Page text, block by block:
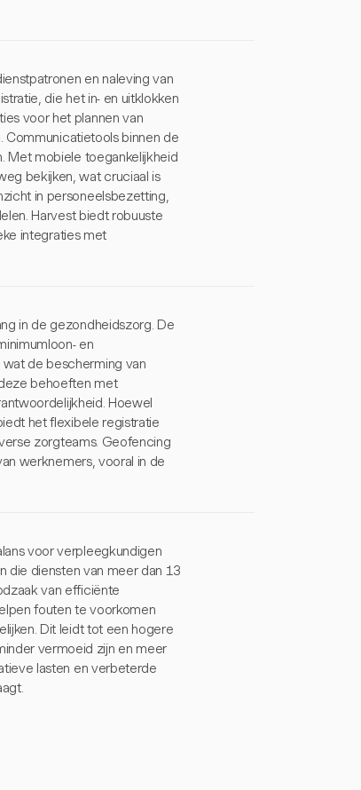
en naleving van
die het in- en uitklokken
voor het plannen van
Communicatietools binnen de
Met mobiele toegankelijkheid
bekijken, wat cruciaal is
in personeelsbezetting,
Harvest biedt robuuste
integraties met
in de gezondheidszorg. De
en
de bescherming van
behoeften met
Hoewel
het flexibele registratie
zorgteams. Geofencing
werknemers, vooral in de
voor verpleegkundigen
die diensten van meer dan 13
van efficiënte
fouten te voorkomen
Dit leidt tot een hogere
vermoeid zijn en meer
lasten en verbeterde